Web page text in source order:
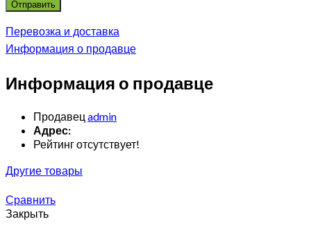
Перевозка и доставка
Информация о продавце
Информация о продавце
Продавец admin
Адрес:
Рейтинг отсутствует!
Другие товары
Сравнить
Закрыть